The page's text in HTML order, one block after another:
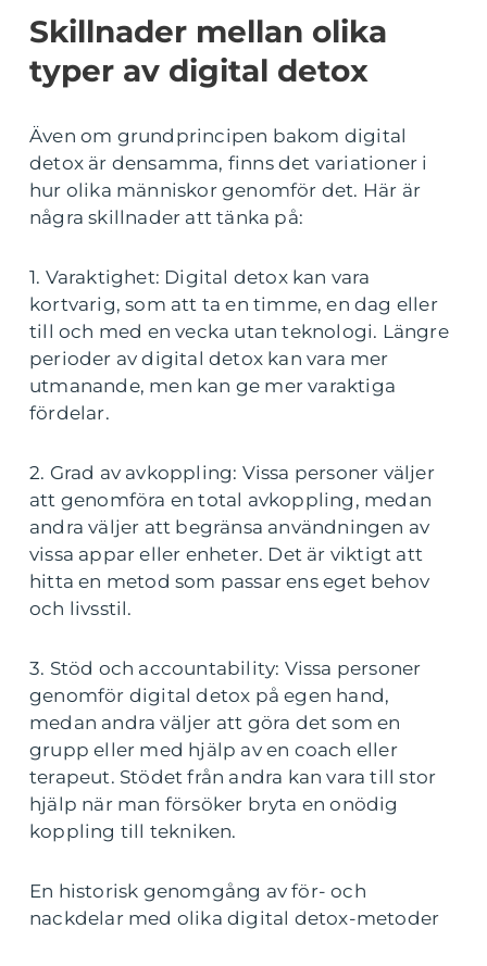
Skillnader mellan olika
typer av digital detox
Även om grundprincipen bakom digital
detox är densamma, finns det variationer i
hur olika människor genomför det. Här är
några skillnader att tänka på:
1. Varaktighet: Digital detox kan vara
kortvarig, som att ta en timme, en dag eller
till och med en vecka utan teknologi. Längre
perioder av digital detox kan vara mer
utmanande, men kan ge mer varaktiga
fördelar.
2. Grad av avkoppling: Vissa personer väljer
att genomföra en total avkoppling, medan
andra väljer att begränsa användningen av
vissa appar eller enheter. Det är viktigt att
hitta en metod som passar ens eget behov
och livsstil.
3. Stöd och accountability: Vissa personer
genomför digital detox på egen hand,
medan andra väljer att göra det som en
grupp eller med hjälp av en coach eller
terapeut. Stödet från andra kan vara till stor
hjälp när man försöker bryta en onödig
koppling till tekniken.
En historisk genomgång av för- och
nackdelar med olika digital detox-metoder